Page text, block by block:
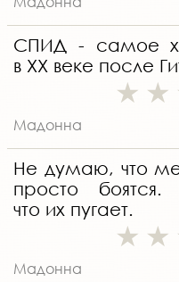
СПИД - самое
в ХХ веке после
Мадонна
Не думаю, что
просто
что их пугает.
Мадонна